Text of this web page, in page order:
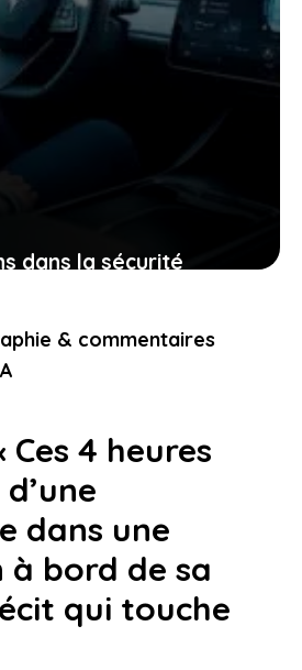
dans la sécurité
de conduite
& commentaires
Ces 4 heures
dans une
bord de sa
qui touche